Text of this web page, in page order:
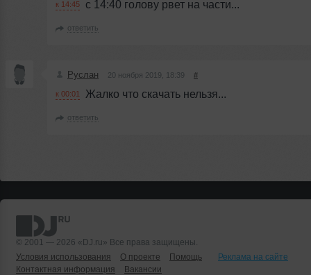
к 14:45 с 14:40 голову рвет на части...
ответить
Руслан 20 ноября 2019, 18:39 #
к 00:01 Жалко что скачать нельзя...
ответить
© 2001 — 2026 «DJ.ru» Все права защищены.
Условия использования
О проекте Помощь
Реклама на сайте
Контактная информация
Вакансии